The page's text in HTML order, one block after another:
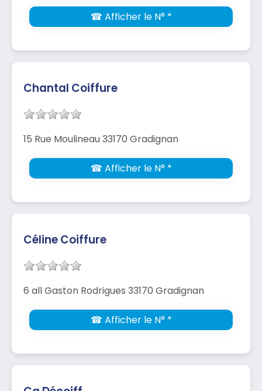
☎ Afficher le N° *
Chantal Coiffure
15 Rue Moulineau 33170 Gradignan
☎ Afficher le N° *
Céline Coiffure
6 all Gaston Rodrigues 33170 Gradignan
☎ Afficher le N° *